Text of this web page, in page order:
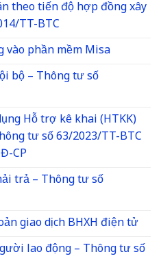
theo tiến độ hợp đồng xây
TT-BTC
vào phần mềm Misa
bộ – Thông tư số
Hỗ trợ kê khai (HTKK)
tư số 63/2023/TT-BTC
CP
trả – Thông tư số
giao dịch BHXH điện tử
lao động – Thông tư số